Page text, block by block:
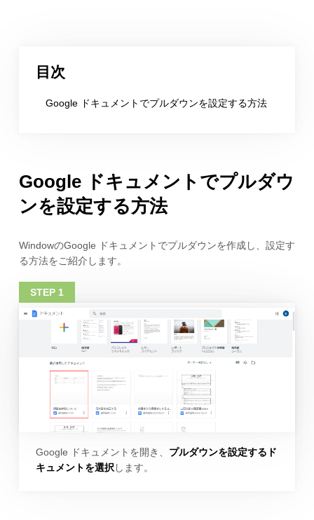
目次
Google ドキュメントでプルダウンを設定する方法
Google ドキュメントでプルダウ
ンを設定する方法
WindowのGoogle ドキュメントでプルダウンを作成し、設定す
る方法をご紹介します。
Google ドキュメントを開き、 プルダウンを設定するド
キュメントを選択 します。